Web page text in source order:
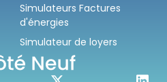
Simulateurs Factures
d'énergies
Simulateur de loyers